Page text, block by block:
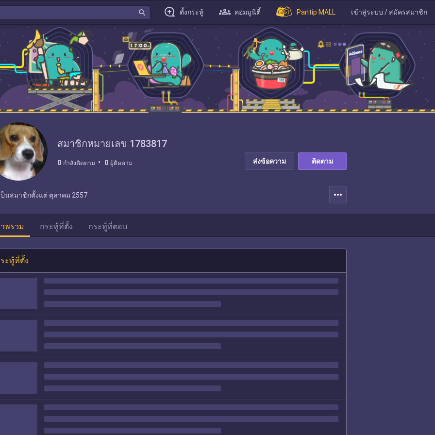
search ตั้งกระทู้ คอมมูนิตี้ Pantip MALL เข้าสู่ระบบ / สมัครสมาชิก
สมาชิกหมายเลข 1783817
0 กำลังติดตาม 0 ผู้ติดตาม ส่งข้อความ ติดตาม
ป็นสมาชิกตั้งแต่ ตุลาคม 2557 more_horiz
พรวม กระทู้ที่ตั้ง กระทู้ที่ตอบ
ะทู้ที่ตั้ง